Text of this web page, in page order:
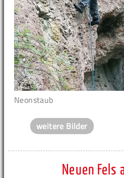
Neonstaub
weitere Bilder
Neuen Fels